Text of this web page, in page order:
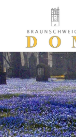
Zum Inhalt